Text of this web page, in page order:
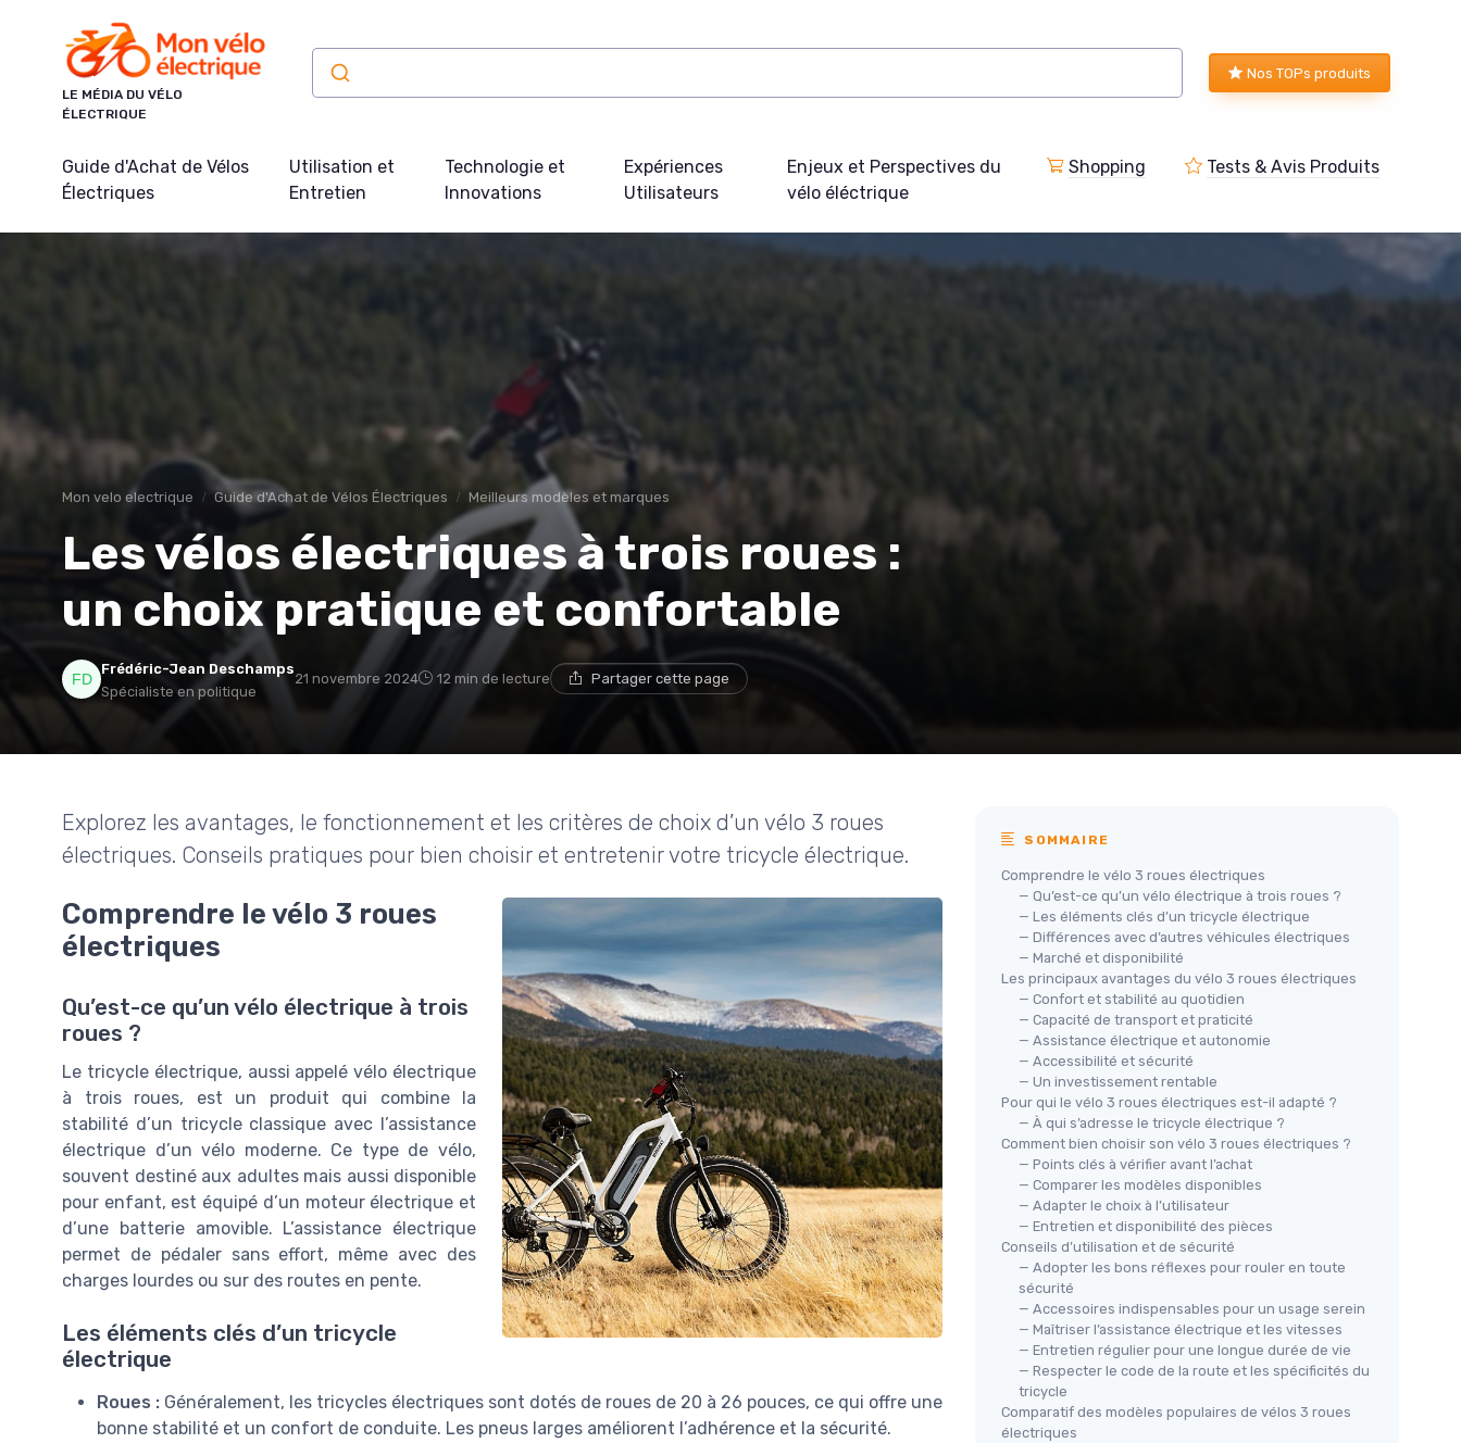
LE MÉDIA DU VÉLO
ÉLECTRIQUE
Nos TOPs produits
Guide d'Achat de Vélos
Électriques
Utilisation et
Entretien
Technologie et
Innovations
Expériences
Utilisateurs
Enjeux et Perspectives du
vélo éléctrique
Shopping Tests & Avis Produits
Mon velo electrique Guide d'Achat de Vélos Électriques Meilleurs modèles et marques
Les vélos électriques à trois roues :
un choix pratique et confortable
Frédéric-Jean Deschamps
Spécialiste en politique
21 novembre 2024 12 min de lecture Partager cette page
Explorez les avantages, le fonctionnement et les critères de choix d’un vélo 3 roues
électriques. Conseils pratiques pour bien choisir et entretenir votre tricycle électrique.
Comprendre le vélo 3 roues
électriques
Qu’est-ce qu’un vélo électrique à trois
roues ?
Le tricycle électrique, aussi appelé vélo électrique
à trois roues, est un produit qui combine la
stabilité d’un tricycle classique avec l’assistance
électrique d’un vélo moderne. Ce type de vélo,
souvent destiné aux adultes mais aussi disponible
pour enfant, est équipé d’un moteur électrique et
d’une batterie amovible. L’assistance électrique
permet de pédaler sans effort, même avec des
charges lourdes ou sur des routes en pente.
Les éléments clés d’un tricycle
électrique
Roues : Généralement, les tricycles électriques sont dotés de roues de 20 à 26 pouces, ce qui offre une
bonne stabilité et un confort de conduite. Les pneus larges améliorent l’adhérence et la sécurité.
SOMMAIRE
Comprendre le vélo 3 roues électriques
— Qu’est-ce qu’un vélo électrique à trois roues ?
— Les éléments clés d’un tricycle électrique
— Différences avec d’autres véhicules électriques
— Marché et disponibilité
Les principaux avantages du vélo 3 roues électriques
— Confort et stabilité au quotidien
— Capacité de transport et praticité
— Assistance électrique et autonomie
— Accessibilité et sécurité
— Un investissement rentable
Pour qui le vélo 3 roues électriques est-il adapté ?
— À qui s’adresse le tricycle électrique ?
Comment bien choisir son vélo 3 roues électriques ?
— Points clés à vérifier avant l’achat
— Comparer les modèles disponibles
— Adapter le choix à l’utilisateur
— Entretien et disponibilité des pièces
Conseils d’utilisation et de sécurité
— Adopter les bons réflexes pour rouler en toute
sécurité
— Accessoires indispensables pour un usage serein
— Maîtriser l’assistance électrique et les vitesses
— Entretien régulier pour une longue durée de vie
— Respecter le code de la route et les spécificités du
tricycle
Comparatif des modèles populaires de vélos 3 roues
électriques